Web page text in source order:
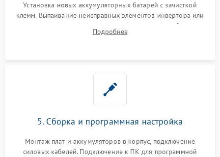
Установка новых аккумуляторных батарей с зачисткой
клемм. Выпаивание неисправных элементов инвертора или
цепи зарядки и монтаж новых радиодеталей.
Восстановление поврежденных токоведущих дорожек и
Подробнее
5. Сборка и программная настройка
Монтаж плат и аккумуляторов в корпус, подключение
силовых кабелей. Подключение к ПК для программной